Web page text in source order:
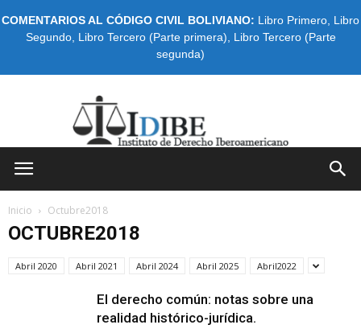
COMENTARIOS AL CÓDIGO CIVIL BOLIVIANO: Libro Primero Libro
Segundo, Libro Tercero (Parte primera)
Libro Tercero (Parte
segunda)
Inicio Octubre2018
OCTUBRE2018
Abril 2020 Abril 2021 Abril 2024 Abril 2025 Abril2022
El derecho común: notas sobre una
realidad histórico-jurídica.